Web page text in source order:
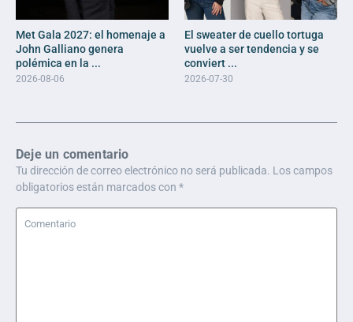
Met Gala 2027: el homenaje a
John Galliano genera
polémica en la ...
2026-08-06
El sweater de cuello tortuga
vuelve a ser tendencia y se
conviert ...
2026-07-30
Deje un comentario
Tu dirección de correo electrónico no será publicada. Los campos
obligatorios están marcados con *